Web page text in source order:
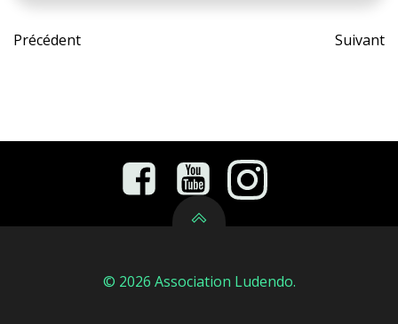
Post
Précédent Suivant
© 2026 Association Ludendo.